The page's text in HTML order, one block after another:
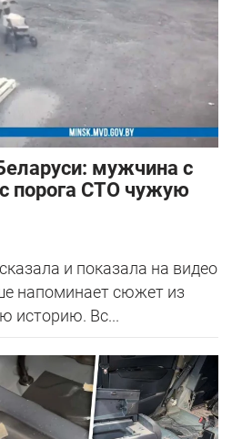
мужчина с
порога СТО чужую
и показала на видео
напоминает сюжет из
историю. Вс...